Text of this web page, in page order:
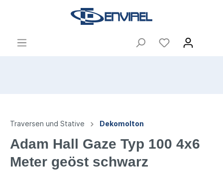
Traversen und Stative Dekomolton
Adam Hall Gaze Typ 100 4x6
Meter geöst schwarz